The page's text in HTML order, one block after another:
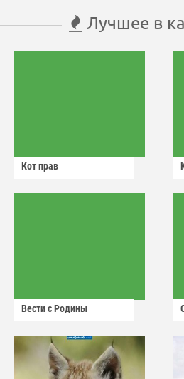
Лучшее в
Кот прав
Вести с Родины